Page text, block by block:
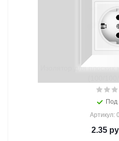
Изолятор для
Под
Артикул:
2.35